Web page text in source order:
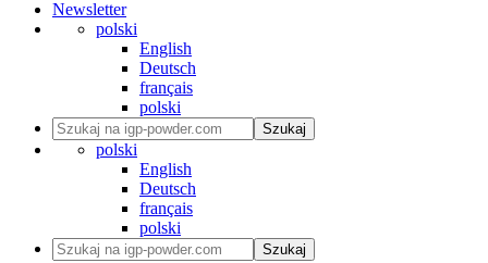
Newsletter
polski
English
Deutsch
français
polski
Szukaj
polski
English
Deutsch
français
polski
Szukaj